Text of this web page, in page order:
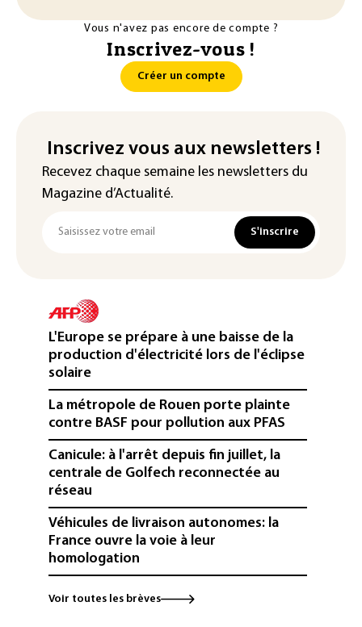
Vous n'avez pas encore de compte ?
Inscrivez-vous !
Créer un compte
Inscrivez vous aux newsletters !
Recevez chaque semaine les newsletters du
Magazine d’Actualité.
S'inscrire
L'Europe se prépare à une baisse de la
production d'électricité lors de l'éclipse
solaire
La métropole de Rouen porte plainte
contre BASF pour pollution aux PFAS
Canicule: à l'arrêt depuis fin juillet, la
centrale de Golfech reconnectée au
réseau
Véhicules de livraison autonomes: la
France ouvre la voie à leur
homologation
Iris³: Eutelsat investira 3,4 milliards
Voir toutes les brèves